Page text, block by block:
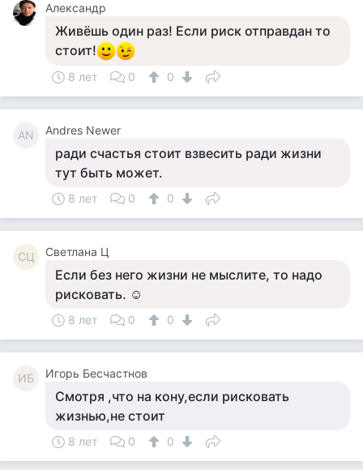
Александр
Живёшь один раз! Если риск отправдан то
стоит!
8 лет 0 0
AN Andres Newer
ради счастья стоит взвесить ради жизни
тут быть может.
8 лет 0 0
СЦ Светлана Ц
Если без него жизни не мыслите, то надо
рисковать. ☺
8 лет 0 0
ИБ Игорь Бесчастнов
Смотря ,что на кону,если рисковать
жизнью,не стоит
8 лет 0 0